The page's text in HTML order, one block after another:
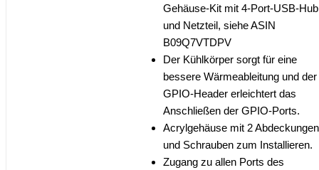
Gehäuse-Kit mit 4-Port-USB-Hub
und Netzteil, siehe ASIN
B09Q7VTDPV
Der Kühlkörper sorgt für eine
bessere Wärmeableitung und der
GPIO-Header erleichtert das
Anschließen der GPIO-Ports.
Acrylgehäuse mit 2 Abdeckungen
und Schrauben zum Installieren.
Zugang zu allen Ports des